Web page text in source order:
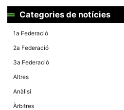
Categories de notícies
1a Federació
2a Federació
3a Federació
Altres
Anàlisi
Àrbitres